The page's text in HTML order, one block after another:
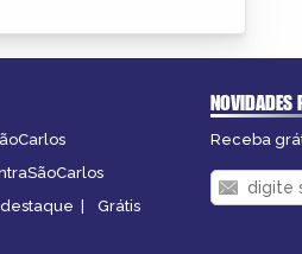
| Grátis
NOVIDADES
Receba